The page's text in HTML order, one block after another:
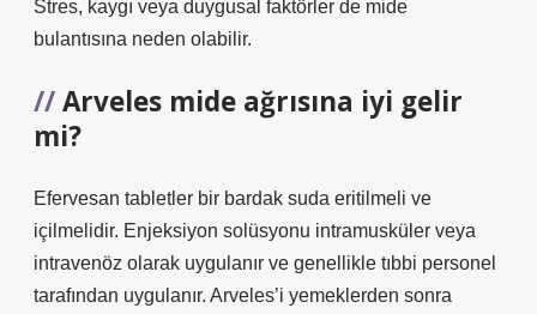
Stres, kaygı veya duygusal faktörler de mide
bulantısına neden olabilir.
Arveles mide ağrısına iyi gelir
mi?
Efervesan tabletler bir bardak suda eritilmeli ve
içilmelidir. Enjeksiyon solüsyonu intramusküler veya
intravenöz olarak uygulanır ve genellikle tıbbi personel
tarafından uygulanır. Arveles’i yemeklerden sonra